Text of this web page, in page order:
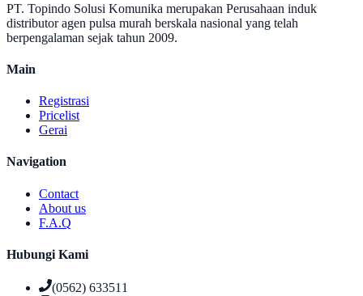
PT. Topindo Solusi Komunika merupakan Perusahaan induk
distributor agen pulsa murah berskala nasional yang telah
berpengalaman sejak tahun 2009.
Main
Registrasi
Pricelist
Gerai
Navigation
Contact
About us
F.A.Q
Hubungi Kami
(0562) 633511